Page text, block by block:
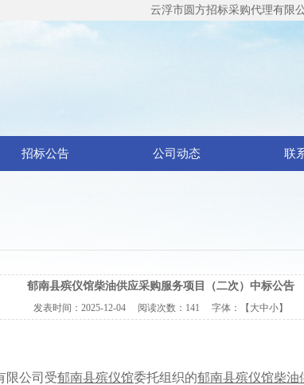
云浮市圆方招标采购代理有限
招标公告 公司动态 联
郁南县殡仪馆柴油供应采购服务项目（二次）中标公告
发表时间： 2025-12-04阅读次数： 141 字体：【 大中小】
限公司受郁南县殡仪馆委托组织的郁南县殡仪馆柴油